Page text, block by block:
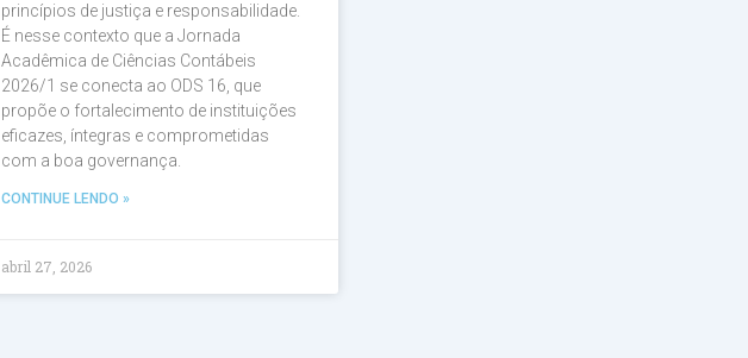
princípios de justiça e responsabilidade.
É nesse contexto que a Jornada
Acadêmica de Ciências Contábeis
2026/1 se conecta ao ODS 16, que
propõe o fortalecimento de instituições
eficazes, íntegras e comprometidas
com a boa governança.
CONTINUE LENDO »
abril 27, 2026